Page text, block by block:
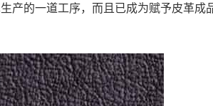
产的一道工序，而且已成为赋予皮革成